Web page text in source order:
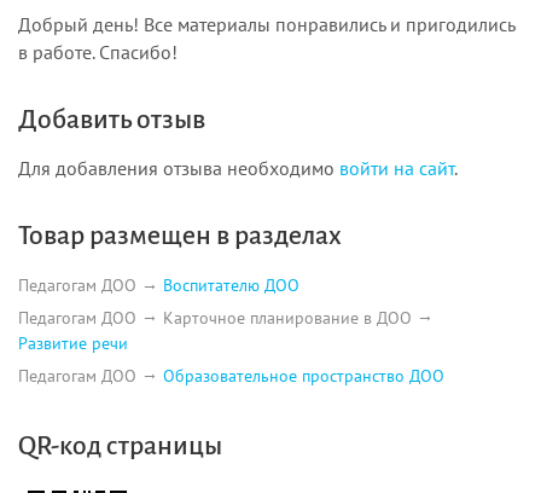
Добрый день! Все материалы понравились и пригодились
в работе. Спасибо!
Добавить отзыв
Для добавления отзыва необходимо войти на сайт.
Товар размещен в разделах
Педагогам ДОО
Воспитателю ДОО
Педагогам ДОО
Карточное планирование в ДОО
Развитие речи
Педагогам ДОО
Образовательное пространство ДОО
QR-код страницы